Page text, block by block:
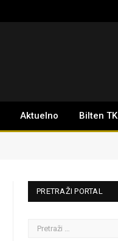
Aktuelno Bilten TK
PRETRAŽI PORTAL